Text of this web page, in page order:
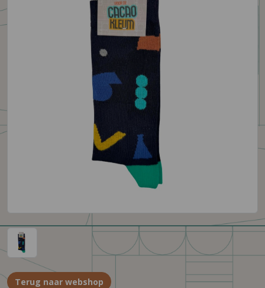
Terug naar webshop